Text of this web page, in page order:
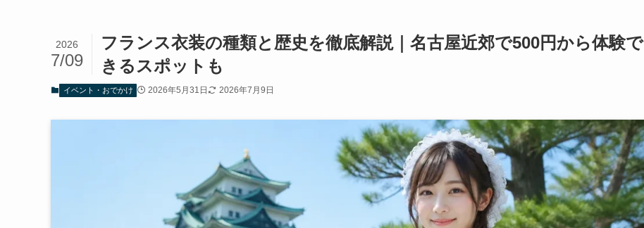
フランス衣装の種類と歴史を徹底解説｜名古屋近郊で500円から体験で
きるスポットも
2026
7/09
イベント・おでかけ 2026年5月31日 2026年7月9日